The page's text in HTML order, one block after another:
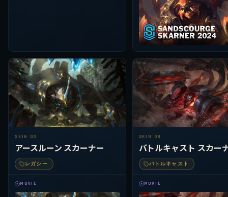
SKIN 03
アースルーン スカーナー
レガシー
MOVIE
SKIN 04
バトルキャスト スカー
バトルキャスト
MOVIE